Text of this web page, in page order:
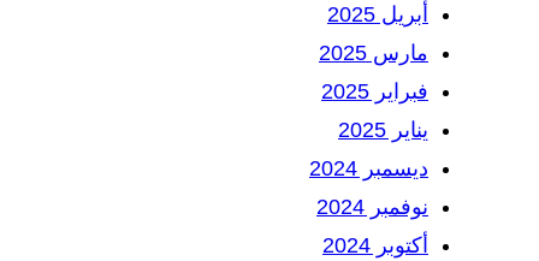
أبريل 2025
مارس 2025
فبراير 2025
يناير 2025
ديسمبر 2024
نوفمبر 2024
أكتوبر 2024